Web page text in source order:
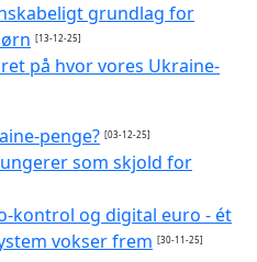
grundlag for
[13-12-25]
på hvor vores Ukraine-
penge? [03-12-25]
som skjold for
kontrol og digital euro - ét
vokser frem [30-11-25]